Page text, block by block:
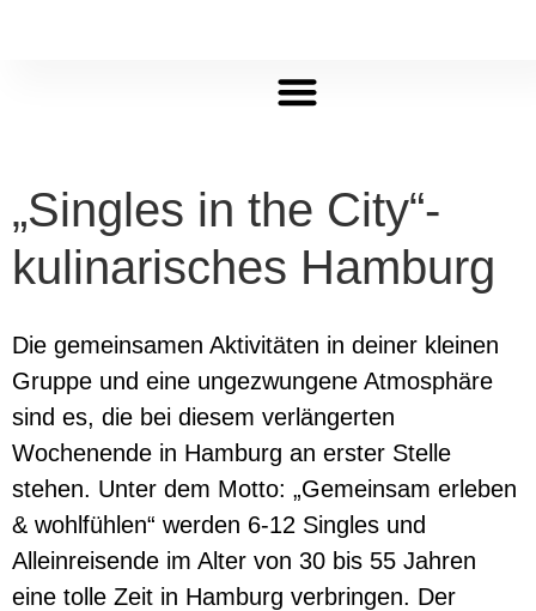
„Singles in the City“-
kulinarisches Hamburg
Die gemeinsamen Aktivitäten in deiner kleinen
Gruppe und eine ungezwungene Atmosphäre
sind es, die bei diesem verlängerten
Wochenende in Hamburg an erster Stelle
stehen. Unter dem Motto: „Gemeinsam erleben
& wohlfühlen“ werden 6-12 Singles und
Alleinreisende im Alter von 30 bis 55 Jahren
eine tolle Zeit in Hamburg verbringen. Der